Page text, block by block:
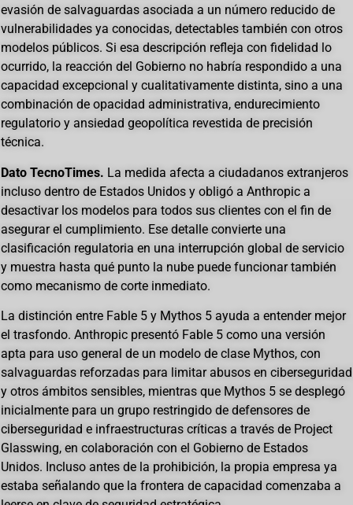
evasión de salvaguardas asociada a un número reducido de
vulnerabilidades ya conocidas, detectables también con otros
modelos públicos. Si esa descripción refleja con fidelidad lo
ocurrido, la reacción del Gobierno no habría respondido a una
capacidad excepcional y cualitativamente distinta, sino a una
combinación de opacidad administrativa, endurecimiento
regulatorio y ansiedad geopolítica revestida de precisión
técnica.
Dato TecnoTimes. La medida afecta a ciudadanos extranjeros
incluso dentro de Estados Unidos y obligó a Anthropic a
desactivar los modelos para todos sus clientes con el fin de
asegurar el cumplimiento. Ese detalle convierte una
clasificación regulatoria en una interrupción global de servicio
y muestra hasta qué punto la nube puede funcionar también
como mecanismo de corte inmediato.
La distinción entre Fable 5 y Mythos 5 ayuda a entender mejor
el trasfondo. Anthropic presentó Fable 5 como una versión
apta para uso general de un modelo de clase Mythos, con
salvaguardas reforzadas para limitar abusos en ciberseguridad
y otros ámbitos sensibles, mientras que Mythos 5 se desplegó
inicialmente para un grupo restringido de defensores de
ciberseguridad e infraestructuras críticas a través de Project
Glasswing, en colaboración con el Gobierno de Estados
Unidos. Incluso antes de la prohibición, la propia empresa ya
estaba señalando que la frontera de capacidad comenzaba a